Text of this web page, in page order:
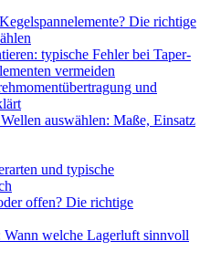
Die richtige
typische Fehler bei Taper-
vermeiden
und
auswählen: Maße, Einsatz
und typische
offen? Die richtige
welche Lagerluft sinnvoll